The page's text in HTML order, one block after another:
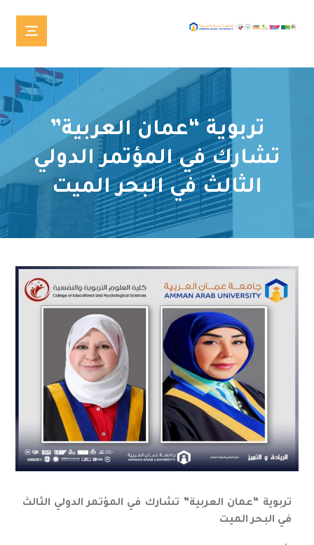
تربوية “عمان العربية”
تشارك في المؤتمر الدولي
الثالث في البحر الميت
تربوية “عمان العربية” تشارك في المؤتمر الدولي الثالث
في البحر الميت